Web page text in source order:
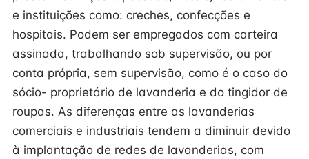
e instituições como: creches, confecções e
hospitais. Podem ser empregados com carteira
assinada, trabalhando sob supervisão, ou por
conta própria, sem supervisão, como é o caso do
sócio- proprietário de lavanderia e do tingidor de
roupas. As diferenças entre as lavanderias
comerciais e industriais tendem a diminuir devido
à implantação de redes de lavanderias, com